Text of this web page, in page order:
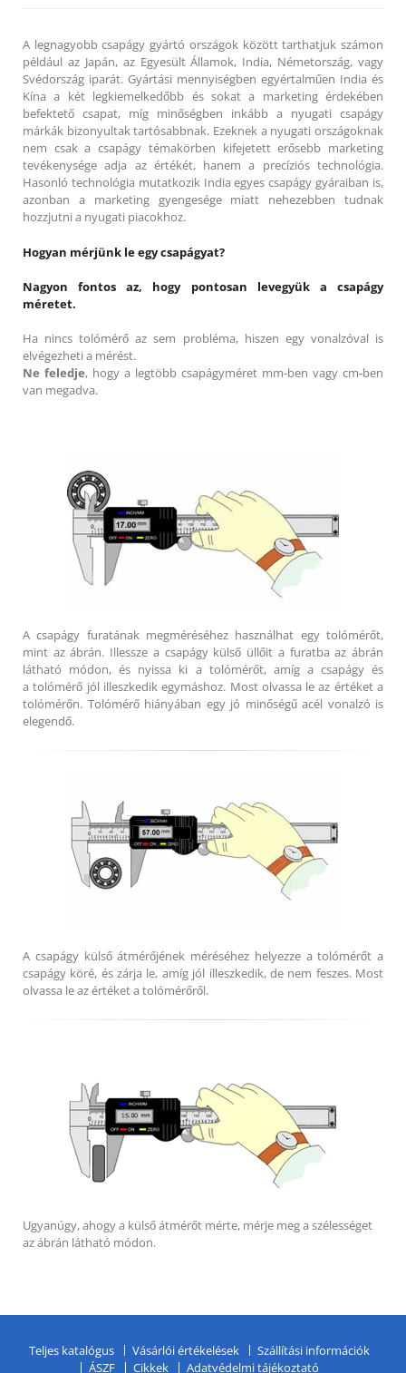
A legnagyobb csapágy gyártó országok között tarthatjuk számon
például az Japán, az Egyesült Államok, India, Németország, vagy
Svédország iparát. Gyártási mennyiségben egyértalműen India és
Kína a két legkiemelkedőbb és sokat a marketing érdekében
befektető csapat, míg minőségben inkább a nyugati csapágy
márkák bizonyultak tartósabbnak. Ezeknek a nyugati országoknak
nem csak a csapágy témakörben kifejetett erősebb marketing
tevékenysége adja az értékét, hanem a precíziós technológia.
Hasonló technológia mutatkozik India egyes csapágy gyáraiban is,
azonban a marketing gyengesége miatt nehezebben tudnak
hozzjutni a nyugati piacokhoz.
Hogyan mérjünk le egy csapágyat?
Nagyon fontos az, hogy pontosan levegyük a csapágy
méretet.
Ha nincs tolómérő az sem probléma, hiszen egy vonalzóval is
elvégezheti a mérést.
Ne feledje, hogy a legtöbb csapágyméret mm-ben vagy cm-ben
van megadva.
A csapágy furatának megméréséhez használhat egy tolómérőt,
mint az ábrán. Illessze a csapágy külső üllőit a furatba az ábrán
látható módon, és nyissa ki a tolómérőt, amíg a csapágy és
a tolómérő jól illeszkedik egymáshoz. Most olvassa le az értéket a
tolómérőn. Tolómérő hiányában egy jó minőségű acél vonalzó is
elegendő.
A csapágy külső átmérőjének méréséhez helyezze a tolómérőt a
csapágy köré, és zárja le, amíg jól illeszkedik, de nem feszes. Most
olvassa le az értéket a tolómérőről.
Ugyanúgy, ahogy a külső átmérőt mérte, mérje meg a szélességet
az ábrán látható módon.
Teljes katalógus Vásárlói értékelések
Szállítási információk
ÁSZF
Cikkek Adatvédelmi tájékoztató